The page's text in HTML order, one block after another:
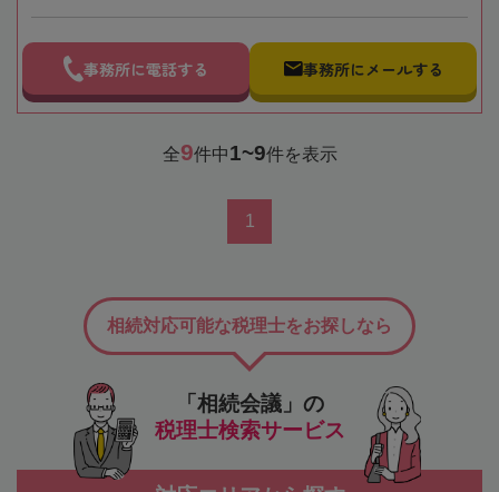
事務所に電話する 事務所にメールする
全9件中1~9件を表示
1
「相続会議」の
税理士検索サービス
相続対応可能な税理士をお探しなら